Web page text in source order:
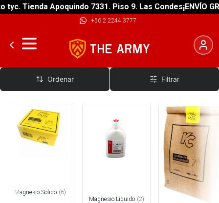
Tienda Apoquindo 7331. Piso 9. Las Condes¡ENVÍO
+56 2 2244 3777 |
Magnesio de Escalada
Ordenar Filtrar
Magnesio Solido (6)
Magnesio Liquido (2)